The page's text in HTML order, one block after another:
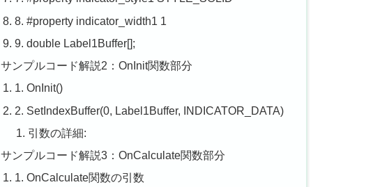
8. #property indicator_width1 1
9. double Label1Buffer[];
サンプルコード解説2：OnInit関数部分
1. OnInit()
2. SetIndexBuffer(0, Label1Buffer, INDICATOR_DATA)
引数の詳細:
サンプルコード解説3：OnCalculate関数部分
1. OnCalculate関数の引数